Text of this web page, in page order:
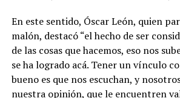
En este sentido, Óscar León, quien
malón, destacó “el hecho de ser
de las cosas que hacemos, eso nos
se ha logrado acá. Tener un vínculo
bueno es que nos escuchan, y
nuestra opinión, que le encuentren